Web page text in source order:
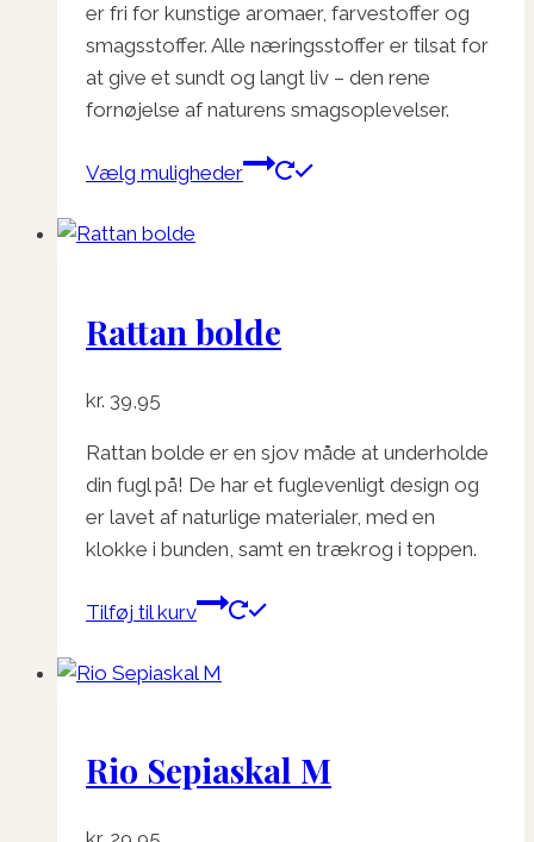
er fri for kunstige aromaer, farvestoffer og
smagsstoffer. Alle næringsstoffer er tilsat for
at give et sundt og langt liv – den rene
fornøjelse af naturens smagsoplevelser.
Vælg muligheder
Dette
varesiden
Rattan bolde
kr. 39,95
Rattan bolde er en sjov måde at underholde
din fugl på! De har et fuglevenligt design og
er lavet af naturlige materialer, med en
klokke i bunden, samt en trækrog i toppen.
Tilføj til kurv
Rio Sepiaskal M